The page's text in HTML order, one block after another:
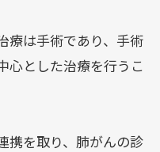
療は手術であり、手術
心とした治療を行うこ
携を取り、肺がんの診